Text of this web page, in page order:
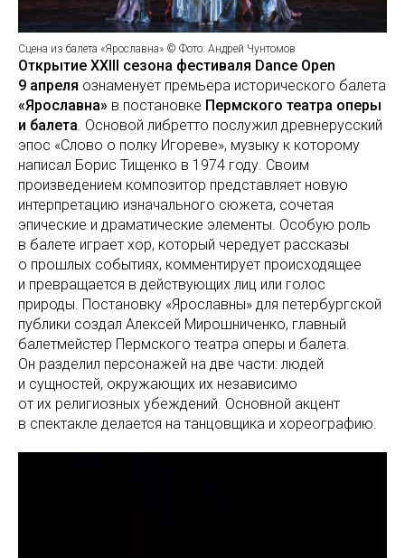
Сцена из балета «Ярославна» © Фото: Андрей Чунтомов
Открытие XXIII сезона фестиваля Dance Open
9 апреля ознаменует премьера исторического балета
«Ярославна» в постановке Пермского театра оперы
и балета. Основой либретто послужил древнерусский
эпос «Слово о полку Игореве», музыку к которому
написал Борис Тищенко в 1974 году. Своим
произведением композитор представляет новую
интерпретацию изначального сюжета, сочетая
эпические и драматические элементы. Особую роль
в балете играет хор, который чередует рассказы
о прошлых событиях, комментирует происходящее
и превращается в действующих лиц или голос
природы. Постановку «Ярославны» для петербургской
публики создал Алексей Мирошниченко, главный
балетмейстер Пермского театра оперы и балета.
Он разделил персонажей на две части: людей
и сущностей, окружающих их независимо
от их религиозных убеждений. Основной акцент
в спектакле делается на танцовщика и хореографию.